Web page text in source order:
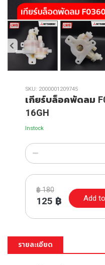
SKU: 2000001209745
เกียร์บล็อคพัดลม
16GH
Instock
฿180
125 ฿ Add
รายละเอียด